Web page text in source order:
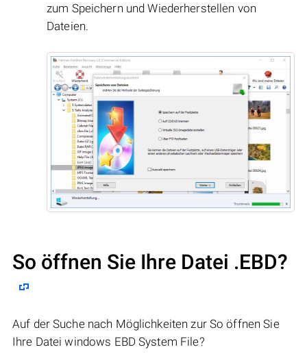
zum Speichern und Wiederherstellen von
Dateien.
So öffnen Sie Ihre Datei .EBD?
Auf der Suche nach Möglichkeiten zur So öffnen Sie
Ihre Datei windows EBD System File?